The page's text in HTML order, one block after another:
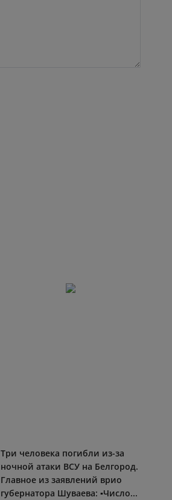
Три человека погибли из-за
ночной атаки ВСУ на Белгород.
Главное из заявлений врио
губернатора Шуваева: ▪️Число...